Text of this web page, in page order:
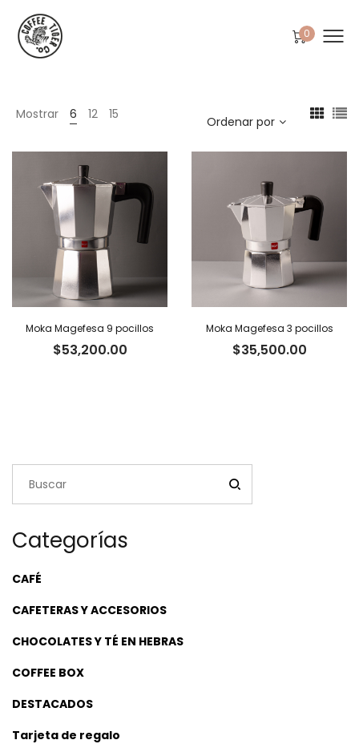
0
Mostrar 6 12 15 Ordenar por
Moka Magefesa 9 pocillos
$53,200.00
Moka Magefesa 3 pocillos
$35,500.00
Categorías
CAFÉ
CAFETERAS Y ACCESORIOS
CHOCOLATES Y TÉ EN HEBRAS
COFFEE BOX
DESTACADOS
Tarjeta de regalo